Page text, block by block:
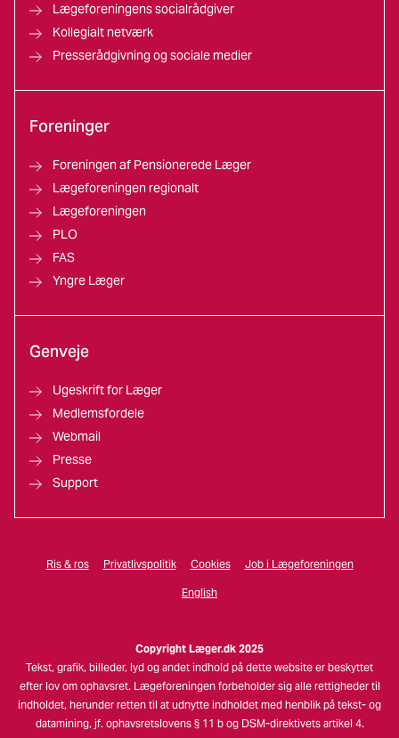
Lægeforeningens socialrådgiver
Kollegialt netværk
Presserådgivning og sociale medier
Foreninger
Foreningen af Pensionerede Læger
Lægeforeningen regionalt
Lægeforeningen
PLO
FAS
Yngre Læger
Genveje
Ugeskrift for Læger
Medlemsfordele
Webmail
Presse
Support
Ris & ros Privatlivspolitik Cookies Job i Lægeforeningen
English
Copyright Læger.dk 2025
Tekst, grafik, billeder, lyd og andet indhold på dette website er beskyttet
efter lov om ophavsret. Lægeforeningen forbeholder sig alle rettigheder til
indholdet, herunder retten til at udnytte indholdet med henblik på tekst- og
datamining, jf. ophavsretslovens § 11 b og DSM-direktivets artikel 4.